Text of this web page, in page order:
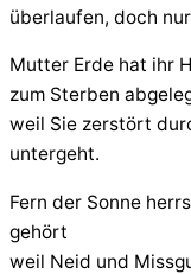
überlaufen, doch
Mutter Erde hat ihr
zum Sterben
weil Sie zerstört
untergeht.
Fern der Sonne
gehört
weil Neid und